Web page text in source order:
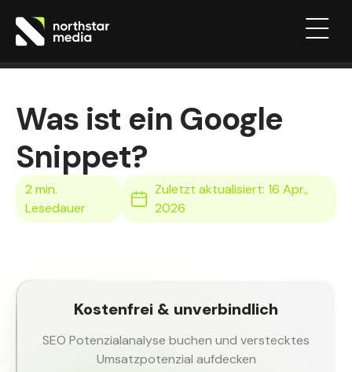
Was ist ein Google
Snippet?
Zuletzt aktualisiert: 16 Apr.,
2026
Kostenfrei & unverbindlich
SEO Potenzialanalyse buchen und verstecktes
Umsatzpotenzial aufdecken